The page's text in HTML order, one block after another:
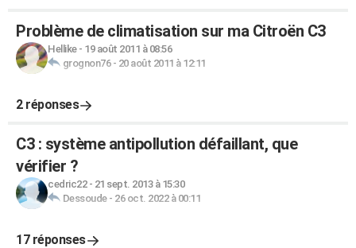
Problème de climatisation sur ma Citroën C3
Hellike- 19 août 2011 à 08:56
grognon76- 20 août 2011 à 12:11
2 réponses
C3 : système antipollution défaillant, que
vérifier ?
cedric22- 21 sept. 2013 à 15:30
Dessoude- 26 oct. 2022 à 00:11
17 réponses